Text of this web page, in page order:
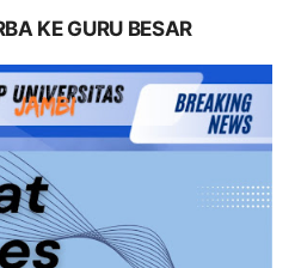
KE GURU BESAR